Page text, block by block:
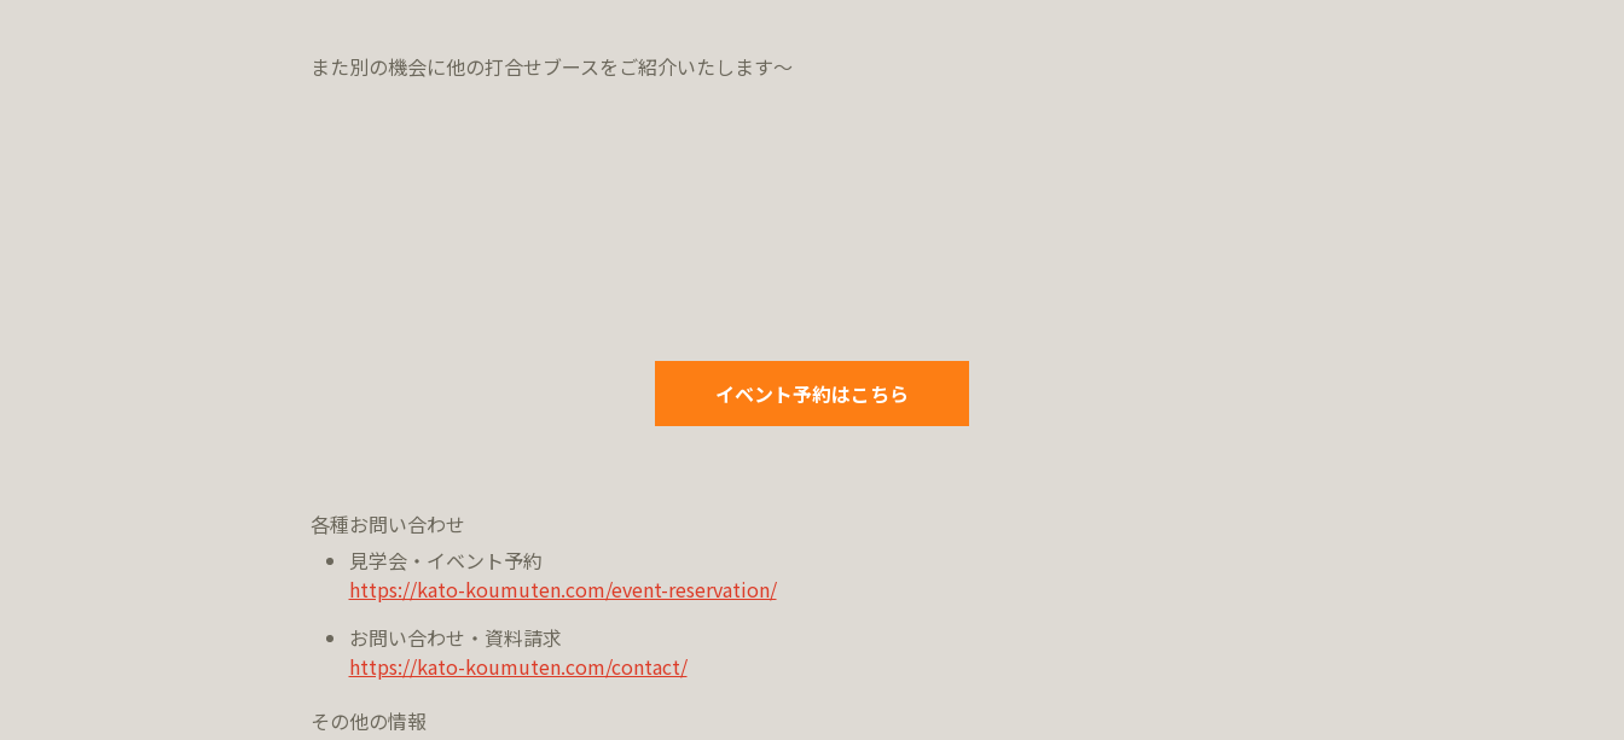
また別の機会に他の打合せブースをご紹介いたします～
イベント予約はこちら
各種お問い合わせ
見学会・イベント予約
https://kato-koumuten.com/event-reservation/
お問い合わせ・資料請求
https://kato-koumuten.com/contact/
その他の情報